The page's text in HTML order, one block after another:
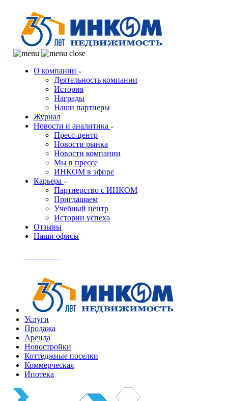
О компании
Деятельность компании
История
Награды
Наши партнеры
Журнал
Новости и аналитика
Пресс-центр
Новости рынка
Новости компании
Мы в прессе
ИНКОМ в эфире
Карьера
Партнерство с ИНКОМ
Приглашаем
Учебный центр
Истории успеха
Отзывы
Наши офисы
Услуги
Продажа
Аренда
Новостройки
Коттеджные поселки
Коммерческая
Ипотека